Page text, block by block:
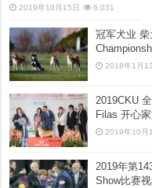
2019年10月15日 6,031
冠军犬业 柴
2018年1月
2019CKU
Filas 开心
2019年10月
2019年第
Show比赛